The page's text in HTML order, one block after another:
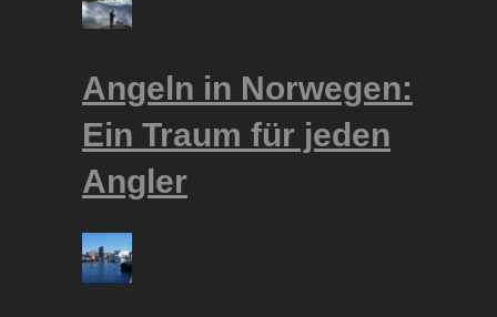
Angeln in Norwegen:
Ein Traum für jeden
Angler